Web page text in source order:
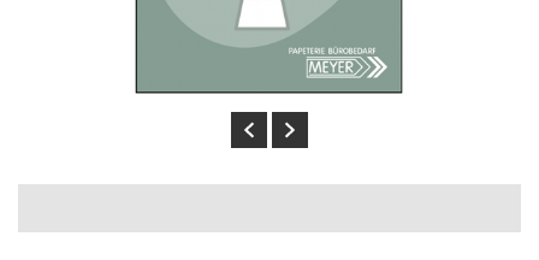
Previous
Next